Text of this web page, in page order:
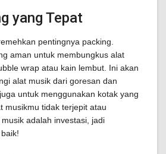
yang Tepat
pentingnya packing.
aman untuk membungkus alat
wrap atau kain lembut. Ini akan
alat musik dari goresan dan
untuk menggunakan kotak yang
musikmu tidak terjepit atau
adalah investasi, jadi